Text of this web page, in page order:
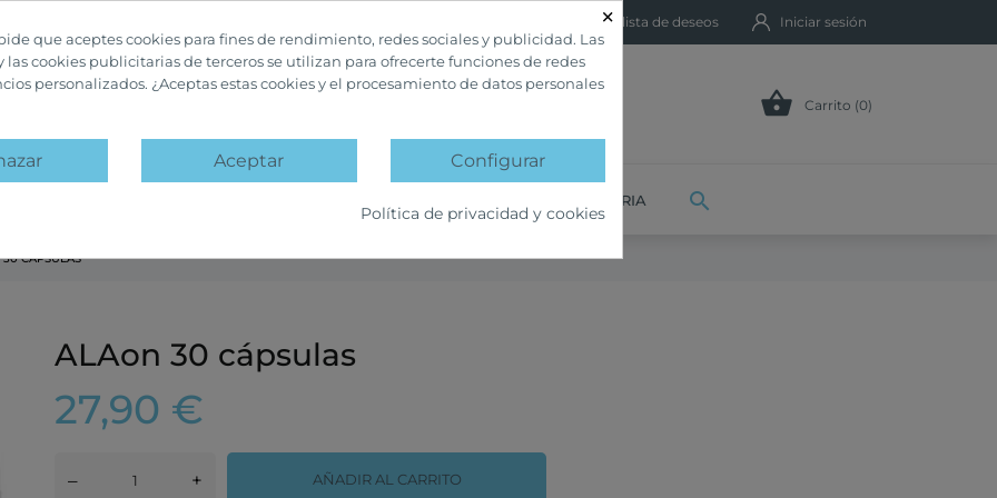
Mi lista de deseos Iniciar sesión
 Carrito (0)
VETERINARIA 
30 CÁPSULAS
ALAon 30 cápsulas
27,90 €
– + AÑADIR AL CARRITO
×
que aceptes cookies para fines de rendimiento, redes sociales y publicidad. Las
las cookies publicitarias de terceros se utilizan para ofrecerte funciones de redes
personalizados. ¿Aceptas estas cookies y el procesamiento de datos personales
Aceptar Configurar
Política de privacidad y cookies